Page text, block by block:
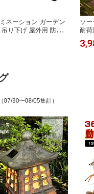
ネーション ガーデン
り下げ 屋外用 防水
プ ランタン 大型ソー
量バッテリー ソーラ
ソ
耐荷
れ
ーラ
（07/30〜08/05集計）